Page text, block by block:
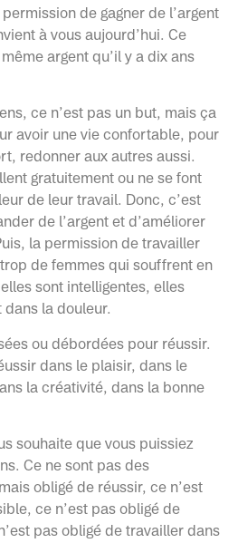
de gagner de l’argent
à vous aujourd’hui. Ce
argent qu’il y a dix ans
ce n’est pas un but, mais ça
avoir une vie confortable, pour
redonner aux autres aussi.
gratuitement ou ne se font
de leur travail. Donc, c’est
de l’argent et d’améliorer
la permission de travailler
de femmes qui souffrent en
sont intelligentes, elles
dans la douleur.
ou débordées pour réussir.
dans le plaisir, dans le
la créativité, dans la bonne
souhaite que vous puissiez
Ce ne sont pas des
obligé de réussir, ce n’est
ce n’est pas obligé de
pas obligé de travailler dans